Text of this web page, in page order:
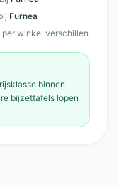
Furnea
winkel verschillen
binnen
bijzettafels lopen